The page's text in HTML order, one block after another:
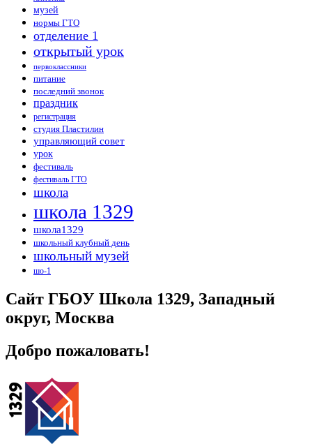
музей
нормы ГТО
отделение 1
открытый урок
первоклассники
питание
последний звонок
праздник
регистрация
студия Пластилин
управляющий совет
урок
фестиваль
фестиваль ГТО
школа
школа 1329
школа1329
школьный клубный день
школьный музей
шо-1
Сайт ГБОУ Школа 1329, Западный
округ, Москва
Добро пожаловать!